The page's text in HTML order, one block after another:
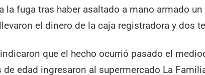
la fuga tras haber asaltado a mano armado
el dinero de la caja registradora y dos
que el hecho ocurrió pasado el
de edad ingresaron al supermercado La